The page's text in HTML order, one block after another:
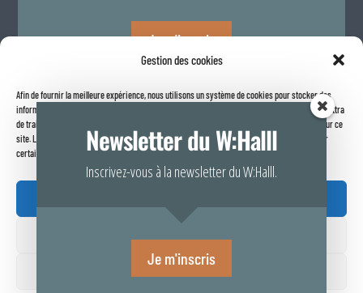
Gestion des cookies
Afin de fournir la meilleure expérience, nous utilisons un système de cookies pour stocker des
informations sur votre navigateur internet. Le fait de consentir à ces technologies nous permettra
de traiter des données telles que le comportement de navigation ou les identifiants uniques sur ce
site. Le fait de ne pas consentir ou de retirer son consentement peut avoir un effet négatif sur
certaines caractéristiques et fonctions.
Je m'inscris
Rapport de transparence 2025
Newsletter du W:Halll
Inscrivez-vous à la newsletter du W:Halll.
Je m'inscris